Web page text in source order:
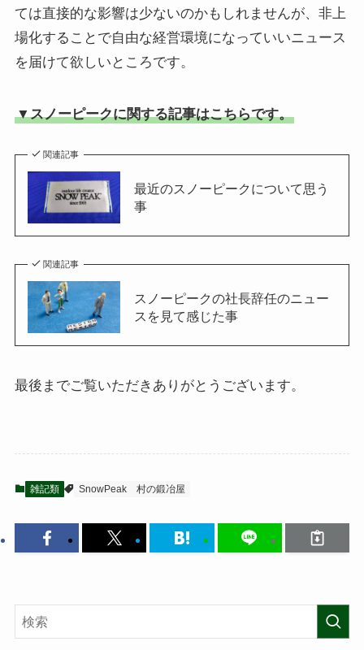
ては直接的な影響は少ないのかもしれませんが、非上
場化することで自由な経営環境になっていいニュース
を届けて欲しいところです。
▼スノーピークに関する記事はこちらです。
関連記事
最近のスノーピークについて思う
事
関連記事
スノーピークの社長辞任のニュー
スを見て感じた事
最後までご覧いただきありがとうございます。
雑記類 SnowPeak 村の鍛冶屋